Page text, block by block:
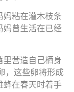
妈粘在灌木枝条
妈曾生活在已经
里营造自己栖身
，这些卵将形成
蜂在春天时着手